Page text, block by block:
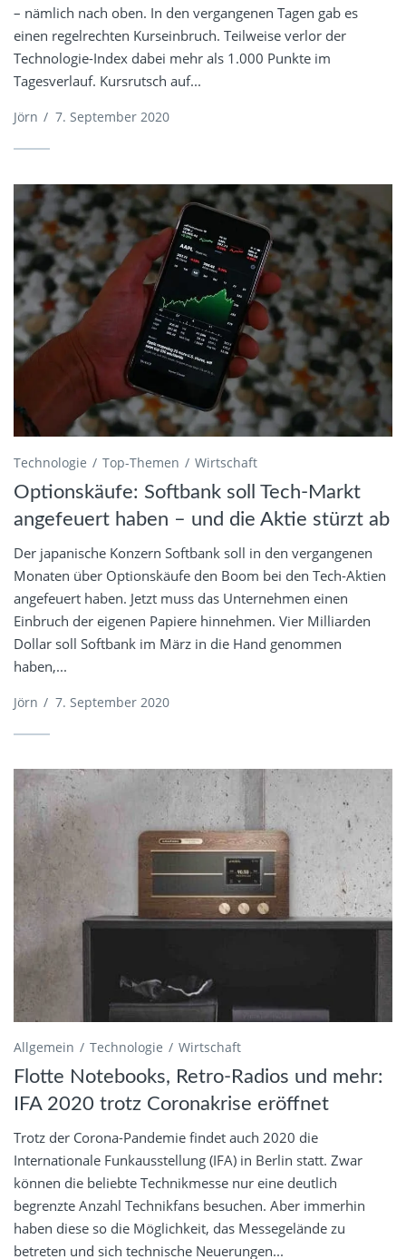
– nämlich nach oben. In den vergangenen Tagen gab es
einen regelrechten Kurseinbruch. Teilweise verlor der
Technologie-Index dabei mehr als 1.000 Punkte im
Tagesverlauf. Kursrutsch auf...
Jörn / 7. September 2020
Technologie Top-Themen Wirtschaft
Optionskäufe: Softbank soll Tech-Markt
angefeuert haben – und die Aktie stürzt ab
Der japanische Konzern Softbank soll in den vergangenen
Monaten über Optionskäufe den Boom bei den Tech-Aktien
angefeuert haben. Jetzt muss das Unternehmen einen
Einbruch der eigenen Papiere hinnehmen. Vier Milliarden
Dollar soll Softbank im März in die Hand genommen
haben,...
Jörn / 7. September 2020
Allgemein Technologie Wirtschaft
Flotte Notebooks, Retro-Radios und mehr:
IFA 2020 trotz Coronakrise eröffnet
Trotz der Corona-Pandemie findet auch 2020 die
Internationale Funkausstellung (IFA) in Berlin statt. Zwar
können die beliebte Technikmesse nur eine deutlich
begrenzte Anzahl Technikfans besuchen. Aber immerhin
haben diese so die Möglichkeit, das Messegelände zu
betreten und sich technische Neuerungen...